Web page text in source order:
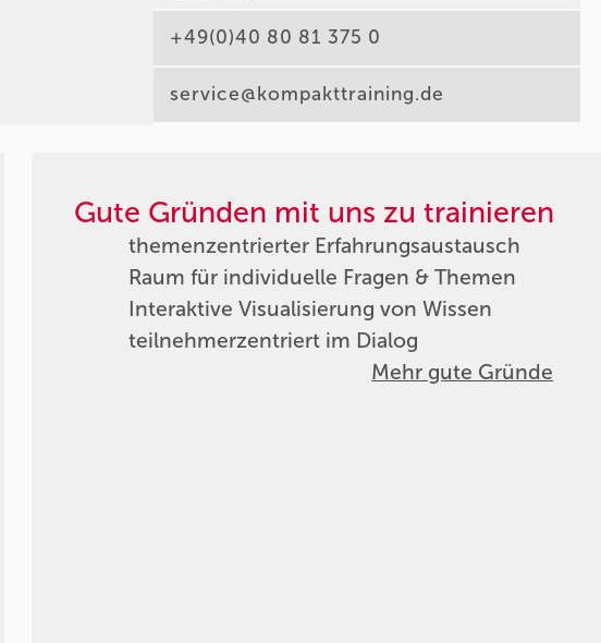
+49(0)40 80 81 375 0
service@kompakttraining.de
Gute Gründen mit uns zu trainieren
themenzentrierter Erfahrungsaustausch
Raum für individuelle Fragen & Themen
Interaktive Visualisierung von Wissen
teilnehmerzentriert im Dialog
Mehr gute Gründe